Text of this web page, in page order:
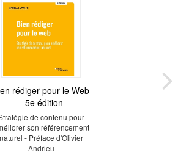
rédiger pour le Web
- 5e édition
de contenu pour
son référencement
naturel - Préface d'Olivier
Andrieu